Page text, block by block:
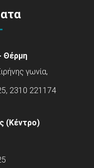
Θέρμη
γωνία,
2310 221174
(Κέντρο)